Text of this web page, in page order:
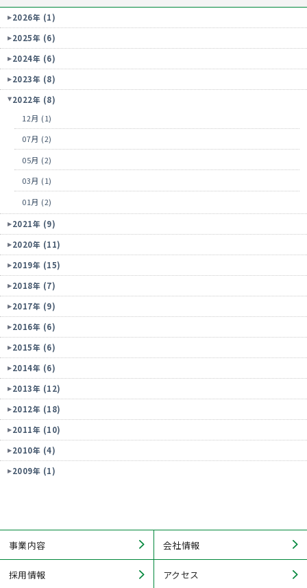
2026年 (1)
2025年 (6)
2024年 (6)
2023年 (8)
2022年 (8)
12月 (1)
07月 (2)
05月 (2)
03月 (1)
01月 (2)
2021年 (9)
2020年 (11)
2019年 (15)
2018年 (7)
2017年 (9)
2016年 (6)
2015年 (6)
2014年 (6)
2013年 (12)
2012年 (18)
2011年 (10)
2010年 (4)
2009年 (1)
事業内容 会社情報
採用情報 アクセス